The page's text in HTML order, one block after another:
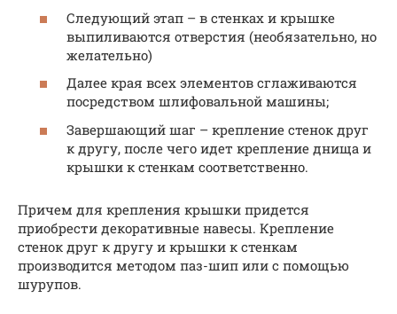
Следующий этап – в стенках и крышке
выпиливаются отверстия (необязательно, но
желательно)
Далее края всех элементов сглаживаются
посредством шлифовальной машины;
Завершающий шаг – крепление стенок друг
к другу, после чего идет крепление днища и
крышки к стенкам соответственно.
Причем для крепления крышки придется
приобрести декоративные навесы. Крепление
стенок друг к другу и крышки к стенкам
производится методом паз-шип или с помощью
шурупов.